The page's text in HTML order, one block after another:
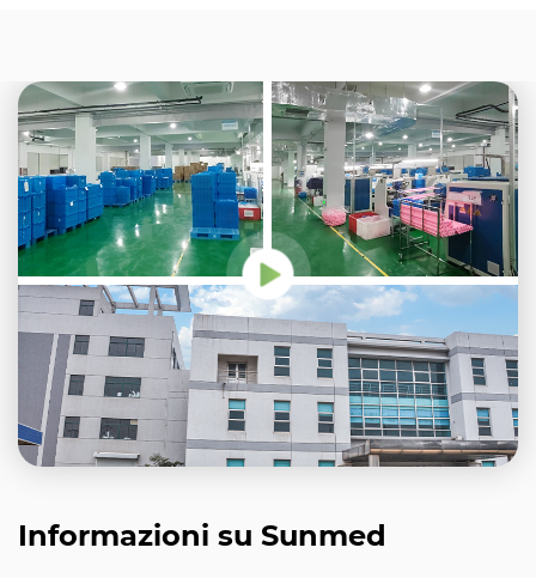
Informazioni su Sunmed